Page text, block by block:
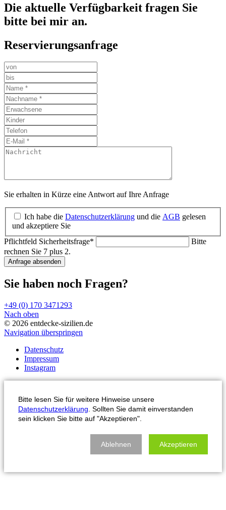
Die aktuelle Verfügbarkeit fragen Sie
bitte bei mir an.
Reservierungsanfrage
Sie erhalten in Kürze eine Antwort auf Ihre Anfrage
Ich habe die Datenschutzerklärung und die AGB gelesen
und akzeptiere Sie
Pflichtfeld Sicherheitsfrage*
Bitte
rechnen Sie 7 plus 2.
Anfrage absenden
Sie haben noch Fragen?
+49 (0) 170 3471293
Nach oben
© 2026 entdecke-sizilien.de
Navigation überspringen
Datenschutz
Impressum
Instagram
Bitte lesen Sie für weitere Hinweise unsere
Datenschutzerklärung . Sollten Sie damit einverstanden
sein klicken Sie bitte auf "Akzeptieren".
Ablehnen Akzeptieren